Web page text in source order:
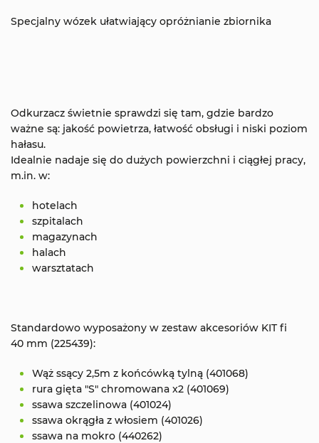
Specjalny wózek ułatwiający opróżnianie zbiornika
Odkurzacz świetnie sprawdzi się tam, gdzie bardzo
ważne są: jakość powietrza, łatwość obsługi i niski poziom
hałasu.
Idealnie nadaje się do dużych powierzchni i ciągłej pracy,
m.in. w:
hotelach
szpitalach
magazynach
halach
warsztatach
Standardowo wyposażony w zestaw akcesoriów KIT fi
40 mm (225439):
Wąż ssący 2,5m z końcówką tylną (401068)
rura gięta "S" chromowana x2 (401069)
ssawa szczelinowa (401024)
ssawa okrągła z włosiem (401026)
ssawa na mokro (440262)